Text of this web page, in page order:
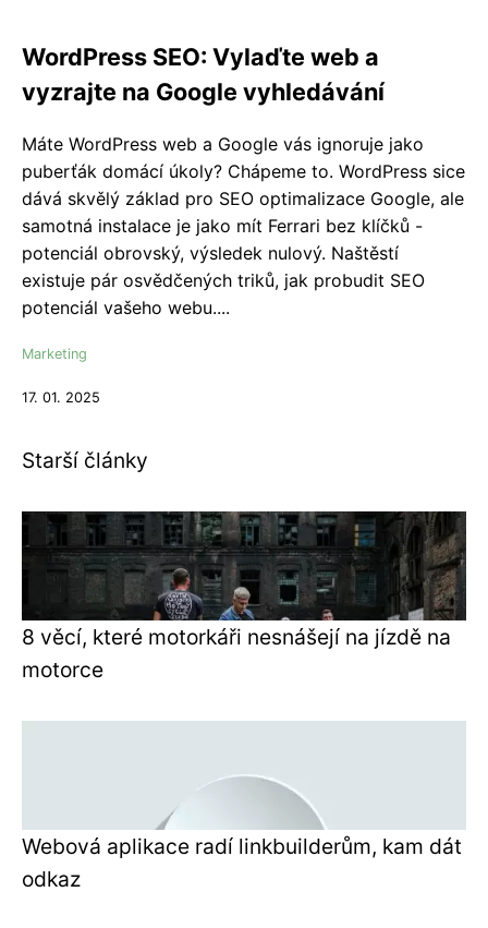
WordPress SEO: Vylaďte web a
vyzrajte na Google vyhledávání
Máte WordPress web a Google vás ignoruje jako
puberťák domácí úkoly? Chápeme to. WordPress sice
dává skvělý základ pro SEO optimalizace Google, ale
samotná instalace je jako mít Ferrari bez klíčků -
potenciál obrovský, výsledek nulový. Naštěstí
existuje pár osvědčených triků, jak probudit SEO
potenciál vašeho webu....
Marketing
17. 01. 2025
Starší články
8 věcí, které motorkáři nesnášejí na jízdě na
motorce
Webová aplikace radí linkbuilderům, kam dát
odkaz